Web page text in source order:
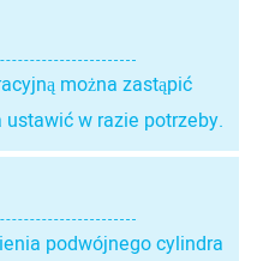
można zastąpić
ustawić w razie potrzeby.
podwójnego cylindra